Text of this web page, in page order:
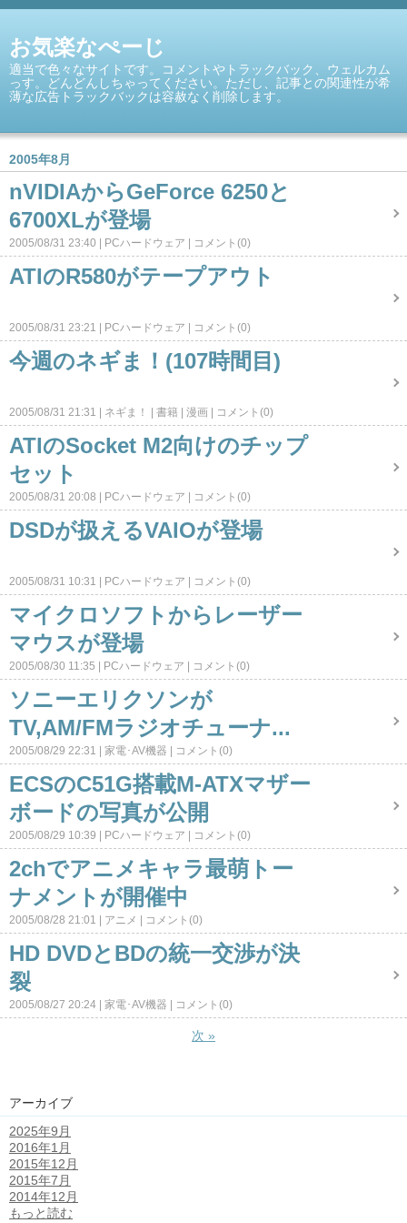
お気楽なぺーじ
適当で色々なサイトです。コメントやトラックバック、ウェルカム
っす。どんどんしちゃってください。ただし、記事との関連性が希
薄な広告トラックバックは容赦なく削除します。
2005年8月
nVIDIAからGeForce 6250と
6700XLが登場
2005/08/31 23:40 PCハードウェア コメント(0)
ATIのR580がテープアウト
2005/08/31 23:21 PCハードウェア コメント(0)
今週のネギま！(107時間目)
2005/08/31 21:31 ネギま！ 書籍 漫画 コメント(0)
ATIのSocket M2向けのチップ
セット
2005/08/31 20:08 PCハードウェア コメント(0)
DSDが扱えるVAIOが登場
2005/08/31 10:31 PCハードウェア コメント(0)
マイクロソフトからレーザー
マウスが登場
2005/08/30 11:35 PCハードウェア コメント(0)
ソニーエリクソンが
TV,AM/FMラジオチューナ...
2005/08/29 22:31 家電･AV機器 コメント(0)
ECSのC51G搭載M-ATXマザー
ボードの写真が公開
2005/08/29 10:39 PCハードウェア コメント(0)
2chでアニメキャラ最萌トー
ナメントが開催中
2005/08/28 21:01 アニメ コメント(0)
HD DVDとBDの統一交渉が決
裂
2005/08/27 20:24 家電･AV機器 コメント(0)
次 »
アーカイブ
2025年9月
2016年1月
2015年12月
2015年7月
2014年12月
もっと読む